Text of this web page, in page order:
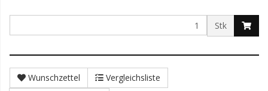
Stk
Wunschzettel
Vergleichsliste